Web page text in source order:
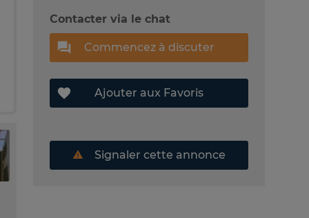
Contacter via le chat
Commencez à discuter
Ajouter aux Favoris
Signaler cette annonce